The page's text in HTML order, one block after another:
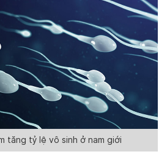
tăng tỷ lệ vô sinh ở nam giới